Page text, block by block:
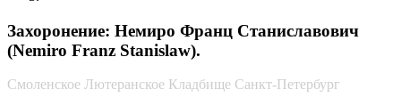
Захоронение: Немиро Франц Станиславович
(Nemiro Franz Stanislaw).
Смоленское Лютеранское Кладбище Санкт-Петербург